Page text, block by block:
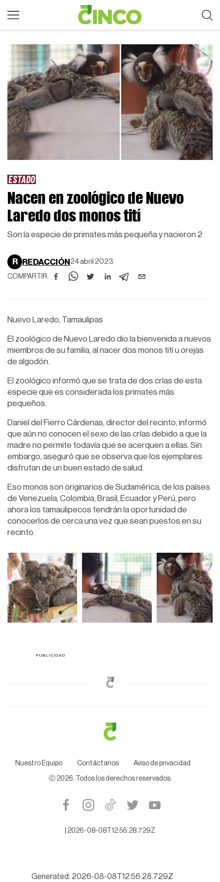
ESTADO
Nacen en zoológico de Nuevo
Laredo dos monos tití
Son la especie de primates más pequeña y nacieron 2
R REDACCIÓN 24 abril 2023
COMPARTIR:
Nuevo Laredo, Tamaulipas
El zoológico de Nuevo Laredo dio la bienvenida a nuevos
miembros de su familia, al nacer dos monos tití u orejas
de algodón.
El zoológico informó que se trata de dos crías de esta
especie que es considerada los primates más
pequeños.
Daniel del Fierro Cárdenas, director del recinto, informó
que aún no conocen el sexo de las crías debido a que la
madre no permite todavía que se acerquen a ellas. Sin
embargo, aseguró que se observa que los ejemplares
disfrutan de un buen estado de salud.
Eso monos son originarios de Sudamérica, de los países
de Venezuela, Colombia, Brasil, Ecuador y Perú, pero
ahora los tamaulipecos tendrán la oportunidad de
conocerlos de cerca una vez que sean puestos en su
recinto.
Nuestro Equipo Contáctanos Aviso de privacidad
Ⓒ 2026. Todos los derechos reservados.
2026-08-08T12:56:28.729Z
Generated: 2026-08-08T12:56:28.729Z